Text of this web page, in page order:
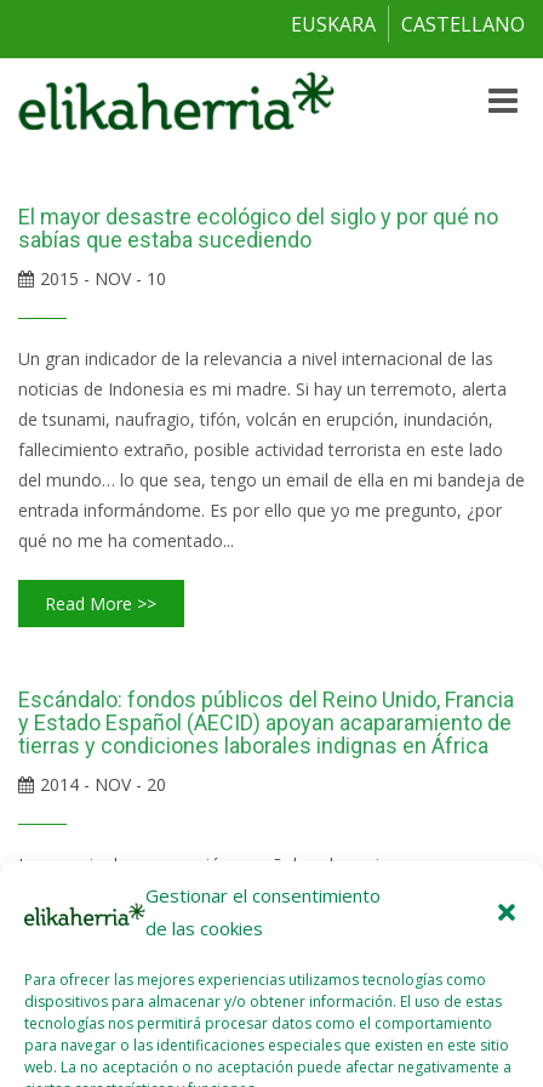
Gestionar el consentimiento
de las cookies
Para ofrecer las mejores experiencias utilizamos tecnologías como
dispositivos para almacenar y/o obtener información. El uso de estas
tecnologías nos permitirá procesar datos como el comportamiento
para navegar o las identificaciones especiales que existen en este sitio
web. La no aceptación o no aceptación puede afectar negativamente a
EUSKARA CASTELLANO
Toggle
El mayor desastre ecológico del siglo y por qué no
sabías que estaba sucediendo
2015 - NOV - 10
Un gran indicador de la relevancia a nivel internacional de las
noticias de Indonesia es mi madre. Si hay un terremoto, alerta
de tsunami, naufragio, tifón, volcán en erupción, inundación,
fallecimiento extraño, posible actividad terrorista en este lado
del mundo… lo que sea, tengo un email de ella en mi bandeja de
entrada informándome. Es por ello que yo me pregunto, ¿por
qué no me ha comentado...
Read More >>
Escándalo: fondos públicos del Reino Unido, Francia
y Estado Español (AECID) apoyan acaparamiento de
tierras y condiciones laborales indignas en África
2014 - NOV - 20
La agencia de cooperación española subvenciona a una
empresa que paga un dólar al día a sus trabajadores en la
República Democrática del Congo. La Aecid dice que pedirá
destinado 40 millones de euros. El Fondo Africano para la
Agricultura (AAF, en sus siglas en inglés) ha servido -entre otras
cosas- para rescatar a un empresa canadiense en crisis,
Feronia,...